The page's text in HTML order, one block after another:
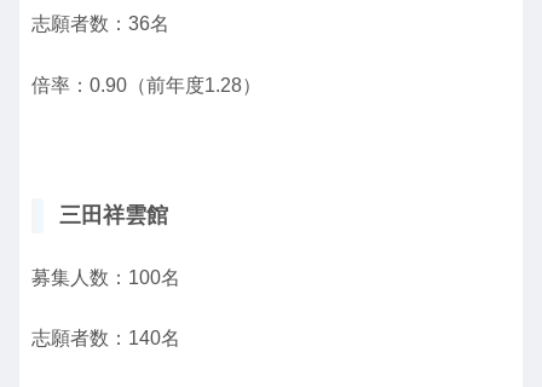
志願者数：36名
倍率：0.90（前年度1.28）
三田祥雲館
募集人数：100名
志願者数：140名